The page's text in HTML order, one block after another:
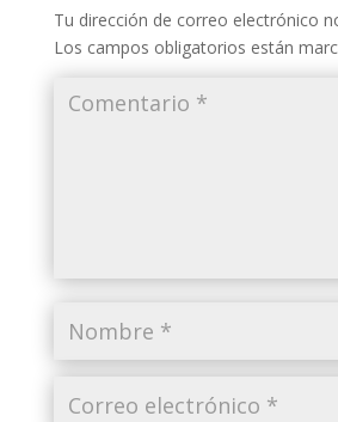
Tu dirección de correo electrónico
Los campos obligatorios están